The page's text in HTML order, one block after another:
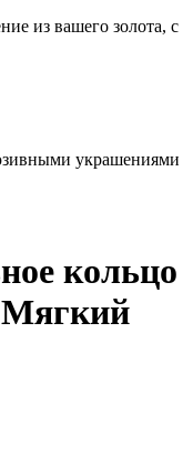
из вашего золота, с
кольцо
Мягкий